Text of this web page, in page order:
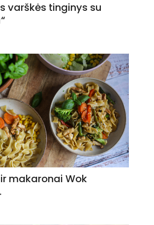
varškės tinginys su
makaronai Wok